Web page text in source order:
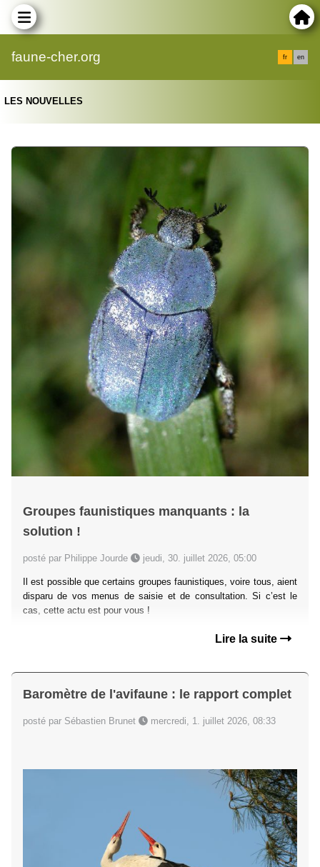
faune-cher.org fr en
LES NOUVELLES
Groupes faunistiques manquants : la
solution !
posté par Philippe Jourde jeudi, 30. juillet 2026, 05:00
Il est possible que certains groupes faunistiques, voire tous, aient
disparu de vos menus de saisie et de consultation. Si c’est le
cas, cette actu est pour vous !
Lire la suite
Baromètre de l'avifaune : le rapport complet
posté par Sébastien Brunet mercredi, 1. juillet 2026, 08:33